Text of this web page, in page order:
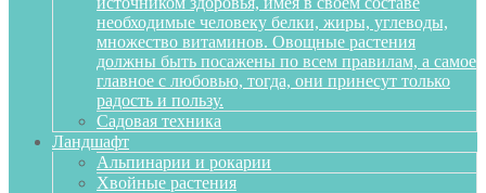
необходимые человеку белки, жиры, углеводы,
множество витаминов. Овощные растения
должны быть посажены по всем правилам, а самое
главное с любовью, тогда, они принесут только
радость и пользу.
Садовая техника
Ландшафт
Альпинарии и рокарии
Хвойные растения